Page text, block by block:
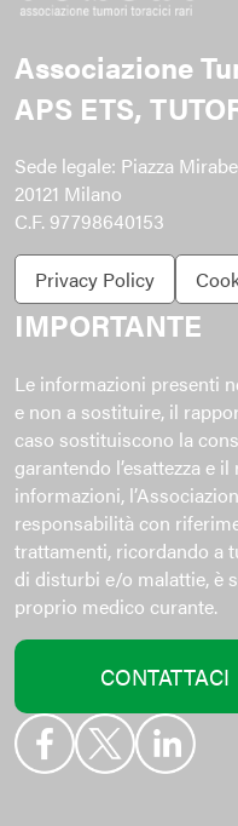
Associazione
APS ETS,
Sede legale: Piazza
20121 Milano
C.F. 97798640153
Privacy Policy
IMPORTANTE
Le informazioni presenti
e non a sostituire, il
caso sostituiscono la
garantendo l’esattezza e
informazioni,
responsabilità con
trattamenti, ricordando a
di disturbi e/o malattie, è
proprio medico curante.
CONTATTACI